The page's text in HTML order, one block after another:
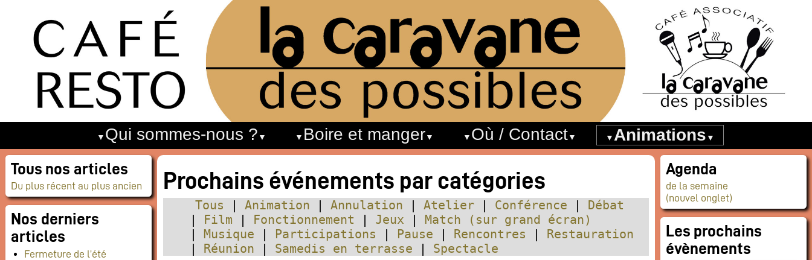
Qui sommes-nous ? Boire et manger Où / Contact Animations
Prochains événements par catégories
Tous Animation Annulation Atelier Conférence
Débat
Film
Fonctionnement Jeux
Match (sur grand écran)
Musique
Participations Pause Rencontres
Restauration
Réunion
Samedis en terrasse Spectacle
Tous nos articles
Du plus récent au plus ancien
Nos derniers
articles
Fermeture de l’été
Agenda
de la semaine
(nouvel onglet)
Les prochains
évènements